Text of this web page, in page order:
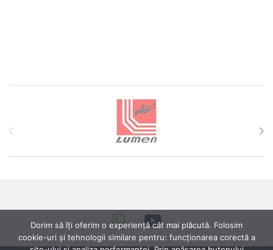
Dorim să îți oferim o experiență cât mai plăcută. Folosim
cookie-uri și tehnologii similare pentru: funcționarea corectă a